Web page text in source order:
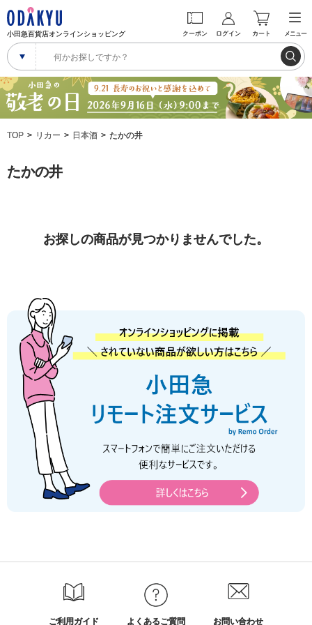
小田急百貨店オンラインショッピング クーポン ログイン カート メニュー
TOP リカー 日本酒 たかの井
たかの井
お探しの商品が見つかりませんでした。
ご利用ガイド よくあるご質問 お問い合わせ